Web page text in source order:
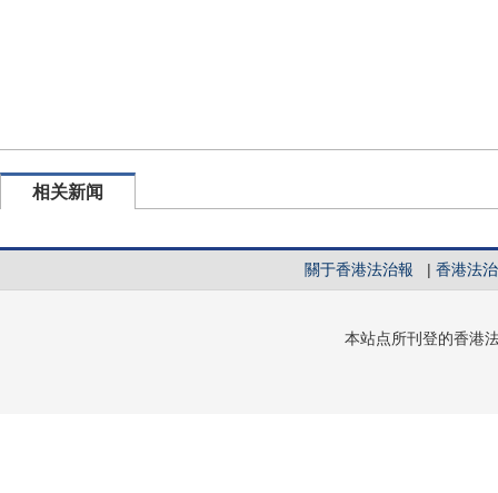
相关新闻
關于香港法治報 | 香港法
本站点所刊登的香港